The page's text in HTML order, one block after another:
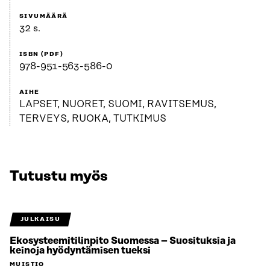
SIVUMÄÄRÄ
32 s.
ISBN (PDF)
978-951-563-586-0
AIHE
LAPSET, NUORET, SUOMI, RAVITSEMUS,
TERVEYS, RUOKA, TUTKIMUS
Tutustu myös
JULKAISU
Ekosysteemitilinpito Suomessa – Suosituksia ja
keinoja hyödyntämisen tueksi
MUISTIO